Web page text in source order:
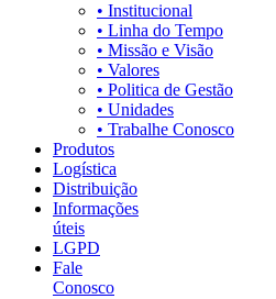
• Institucional
• Linha do Tempo
• Missão e Visão
• Valores
• Politica de Gestão
• Unidades
• Trabalhe Conosco
Produtos
Logística
Distribuição
Informações
úteis
LGPD
Fale
Conosco